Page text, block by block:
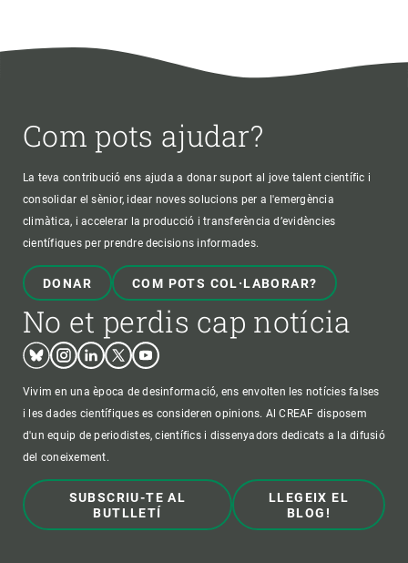
Com pots ajudar?
La teva contribució ens ajuda a donar suport al jove talent científic i
consolidar el sènior, idear noves solucions per a l'emergència
climàtica, i accelerar la producció i transferència d’evidències
científiques per prendre decisions informades.
DONAR COM POTS COL·LABORAR?
No et perdis cap notícia
BlueskyInstagram
LinkedinTwitterYoutube
Vivim en una època de desinformació, ens envolten les notícies falses
i les dades científiques es consideren opinions. Al CREAF disposem
d'un equip de periodistes, científics i dissenyadors dedicats a la difusió
del coneixement.
SUBSCRIU-TE AL
BUTLLETÍ
LLEGEIX EL
BLOG!